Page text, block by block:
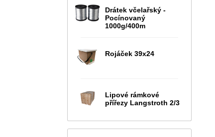
Drátek včelařský -
Pocínovaný
1000g/400m
Rojáček 39x24
Lipové rámkové
přířezy Langstroth 2/3